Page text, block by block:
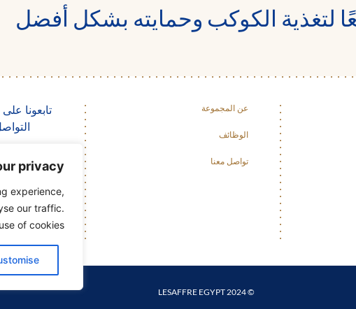
privacy
experience,
our traffic.
of cookies.
لتغذية الكوكب وحمايته بشكل أفضل
عن المجموعة
الوظائف
تواصل معنا
تابعونا
Lesaffre
Instant
Bakery
© 2024 LESAFFRE EGYPT